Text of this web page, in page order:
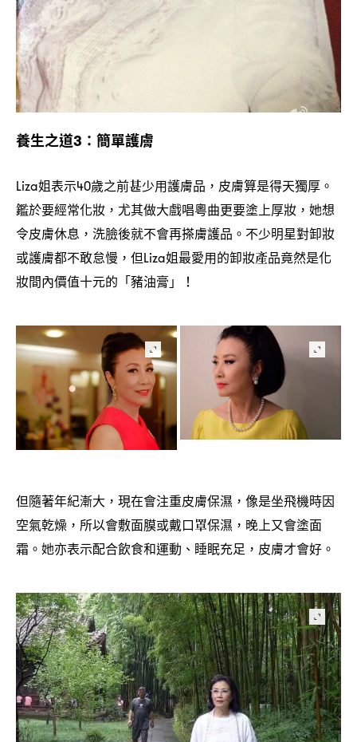
養生之道3： 簡單護膚
Liza姐表示40歲之前甚少用護膚品 ， 皮膚算是得天獨厚。
鑑於要經常化妝 ， 尤其做大戲唱粵曲更要塗上厚妝 ， 她想
令皮膚休息 ， 洗臉後就不會再搽膚護品。不少明星對卸妝
或護膚都不敢怠慢 ， 但Liza姐最愛用的卸妝產品竟然是化
妝間內價值十元的「豬油膏」
！
但隨著年紀漸大 ， 現在會注重皮膚保濕 ， 像是坐飛機時因
空氣乾燥 ， 所以會敷面膜或戴口罩保濕 ， 晚上又會塗面
霜。她亦表示配合飲食和運動、睡眠充足 ， 皮膚才會好。